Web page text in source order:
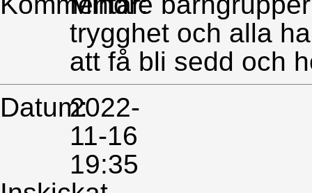
trygghet och alla
att få bli sedd och
Datum:2022-
11-16
19:35